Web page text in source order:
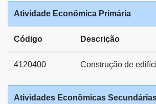
Atividade Econômica Primária
Código Descrição
4120400 Construção de
Atividades Econômicas